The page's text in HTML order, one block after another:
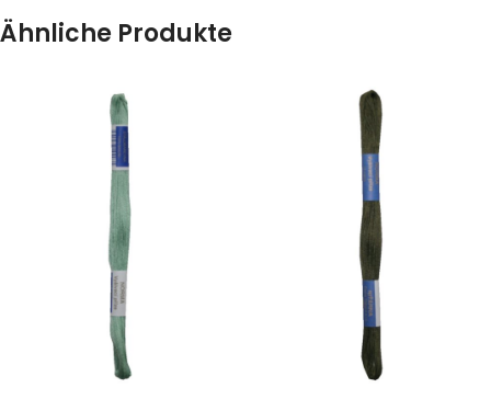
Ähnliche Produkte